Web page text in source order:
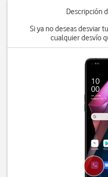
Descripción
Si ya no deseas desviar
cualquier desvío